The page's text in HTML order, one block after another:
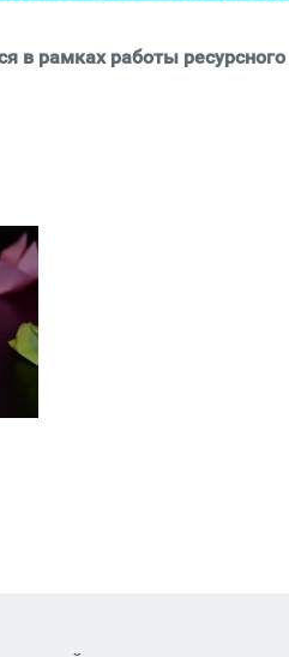
в рамках работы